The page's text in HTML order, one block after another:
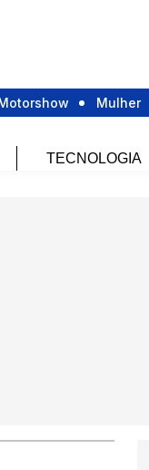
Mulher
TECNOLOGIA